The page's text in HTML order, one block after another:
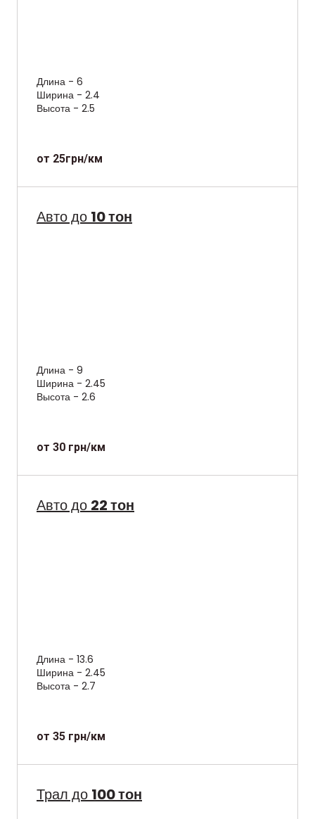
Длина - 6
Ширина - 2.4
Высота - 2.5
от 25грн/км
Авто до 10 тон
Длина - 9
Ширина - 2.45
Высота - 2.6
от 30 грн/км
Авто до 22 тон
Длина - 13.6
Ширина - 2.45
Высота - 2.7
от 35 грн/км
Трал до 100 тон